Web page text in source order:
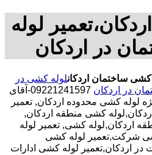
لوله
در اردکان
کشی ساختمان اردکانلوله کشی در
در اردکان
09221241597-آقای
لوله کشی محدوده اردکان, تعمیر
کشی منطقه اردکان,
اردکان,لوله کشی, تعمیر لوله
شرکت,تعمیر لوله کشی
اردکان,تعمیر لوله کشی ادارات